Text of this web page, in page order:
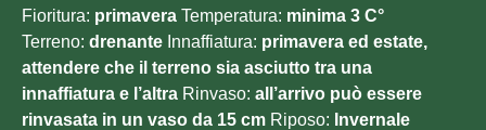
Fioritura: primavera Temperatura: minima 3 C°
Terreno: drenante Innaffiatura: primavera ed estate,
attendere che il terreno sia asciutto tra una
innaffiatura e l’altra Rinvaso: all’arrivo può essere
rinvasata in un vaso da 15 cm Riposo: Invernale